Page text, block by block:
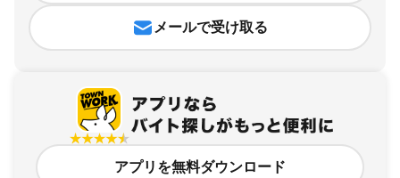
メールで受け取る
アプリを無料ダウンロード